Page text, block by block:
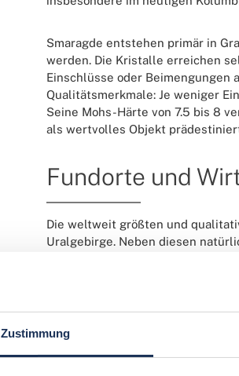
Zustimmung
Smaragde entstehen primär in
werden. Die Kristalle erreichen
Einschlüsse oder Beimengungen
Qualitätsmerkmale: Je weniger
Seine Mohs-Härte von 7.5 bis 8
als wertvolles Objekt
Fundorte und
Die weltweit größten und
Uralgebirge. Neben diesen
von Bedeutung, um den Bedarf
Ein herausragendes Beispiel ist
entdeckt und in Indien
bekannten Smaragde.